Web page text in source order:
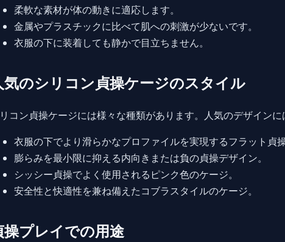
柔軟な素材が体の動きに適応します。
金属やプラスチックに比べて肌への刺激が少ないです。
衣服の下に装着しても静かで目立ちません。
気のシリコン貞操ケージのスタイル
コン貞操ケージには様々な種類があります。人気のデザインに
衣服の下でより滑らかなプロファイルを実現するフラット貞操
膨らみを最小限に抑える内向きまたは負の貞操デザイン。
シッシー貞操でよく使用されるピンク色のケージ。
安全性と快適性を兼ね備えたコブラスタイルのケージ。
操プレイでの用途